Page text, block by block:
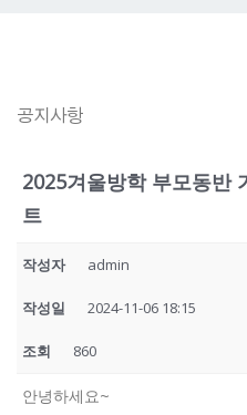
공지사항
2025겨울방학 부모동반
트
작성자 admin
작성일 2024-11-06 18:15
조회 860
안녕하세요~